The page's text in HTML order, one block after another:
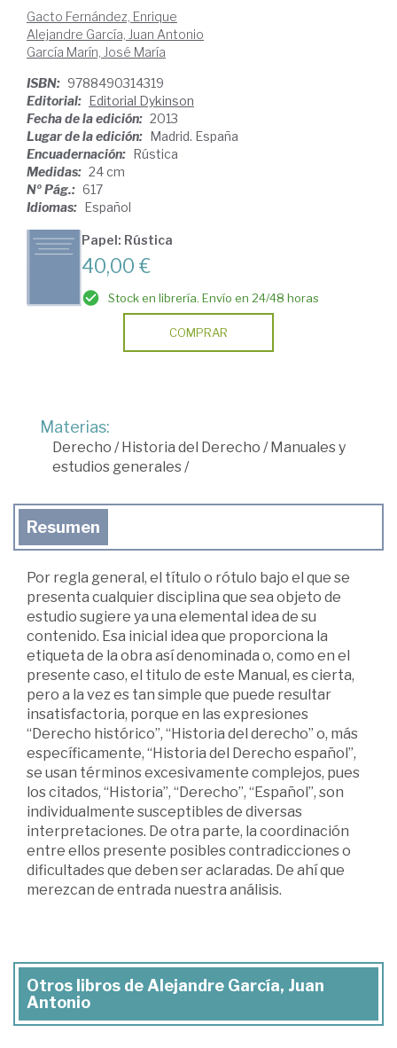
Gacto Fernández, Enrique
Alejandre García, Juan Antonio
García Marín, José María
ISBN: 9788490314319
Editorial: Editorial Dykinson
Fecha de la edición: 2013
Lugar de la edición: Madrid. España
Encuadernación: Rústica
Medidas: 24 cm
Nº Pág.: 617
Idiomas: Español
Papel: Rústica
40,00 €
Stock en librería. Envío en 24/48 horas
COMPRAR
Materias:
Derecho /Historia del Derecho /Manuales y
estudios generales /
Resumen
Por regla general, el título o rótulo bajo el que se
presenta cualquier disciplina que sea objeto de
estudio sugiere ya una elemental idea de su
contenido. Esa inicial idea que proporciona la
etiqueta de la obra así denominada o, como en el
presente caso, el titulo de este Manual, es cierta,
pero a la vez es tan simple que puede resultar
insatisfactoria, porque en las expresiones
“Derecho histórico”, “Historia del derecho” o, más
específicamente, “Historia del Derecho español”,
se usan términos excesivamente complejos, pues
los citados, “Historia”, “Derecho”, “Español”, son
individualmente susceptibles de diversas
interpretaciones. De otra parte, la coordinación
entre ellos presente posibles contradicciones o
dificultades que deben ser aclaradas. De ahí que
merezcan de entrada nuestra análisis.
Otros libros de Alejandre García, Juan
Antonio